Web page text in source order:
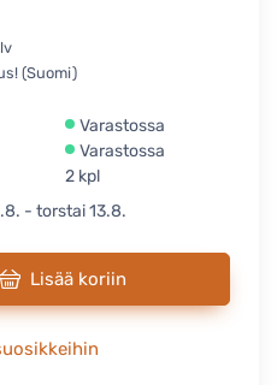
(Suomi)
Varastossa
Varastossa
2 kpl
- torstai 13.8.
Lisää koriin